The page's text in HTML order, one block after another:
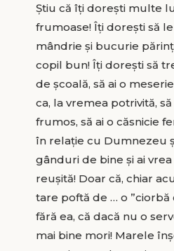
Știu că îți dorești multe
frumoase! Îți dorești să
mândrie și bucurie
copil bun! Îți dorești să
de școală, să ai o
ca, la vremea potrivită,
frumos, să ai o căsnicie
în relație cu Dumnezeu
gânduri de bine și ai
reușită! Doar că, chiar
tare poftă de … o ”ciorbă
fără ea, că dacă nu o
mai bine mori! Marele